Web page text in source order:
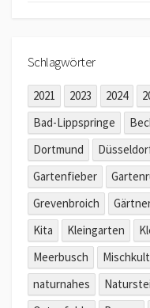
Schlagwörter
2021 2023 2024
Bad-Lippspringe
Dortmund
Gartenfieber
Grevenbroich
Kita
Kleingarten
Meerbusch
naturnahes